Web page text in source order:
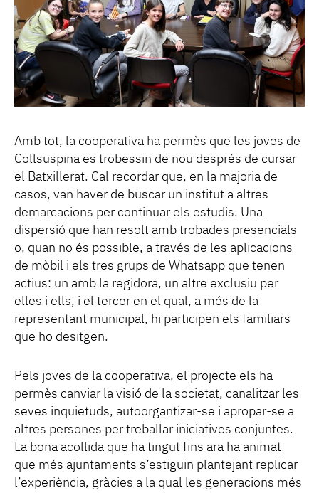
Amb tot, la cooperativa ha permès que les joves de
Collsuspina es trobessin de nou després de cursar
el Batxillerat. Cal recordar que, en la majoria de
casos, van haver de buscar un institut a altres
demarcacions per continuar els estudis. Una
dispersió que han resolt amb trobades presencials
o, quan no és possible, a través de les aplicacions
de mòbil i els tres grups de Whatsapp que tenen
actius: un amb la regidora, un altre exclusiu per
elles i ells, i el tercer en el qual, a més de la
representant municipal, hi participen els familiars
que ho desitgen.
Pels joves de la cooperativa, el projecte els ha
permès canviar la visió de la societat, canalitzar les
seves inquietuds, autoorgantizar-se i apropar-se a
altres persones per treballar iniciatives conjuntes.
La bona acollida que ha tingut fins ara ha animat
que més ajuntaments s’estiguin plantejant replicar
l’experiència, gràcies a la qual les generacions més